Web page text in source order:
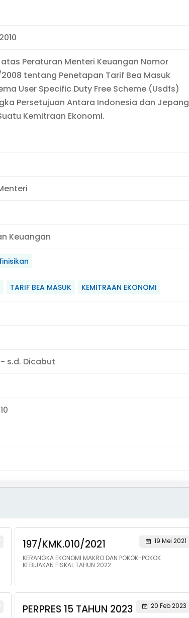
Peraturan Menteri Keuangan Nomor
2008 tentang Penetapan Tarif Bea Masuk
User Specific Duty Free Scheme (Usdfs)
Persetujuan Antara Indonesia dan Jepang
Kemitraan Ekonomi.
Keuangan
TARIF BEA MASUK KEMITRAAN EKONOMI
- s.d. Dicabut
197/KMK.010/2021
19 Mei 2021
KERANGKA EKONOMI MAKRO DAN POKOK-POKOK
KEBIJAKAN FISKAL TAHUN 2022
PERPRES 15 TAHUN 2023
20 Feb 2023